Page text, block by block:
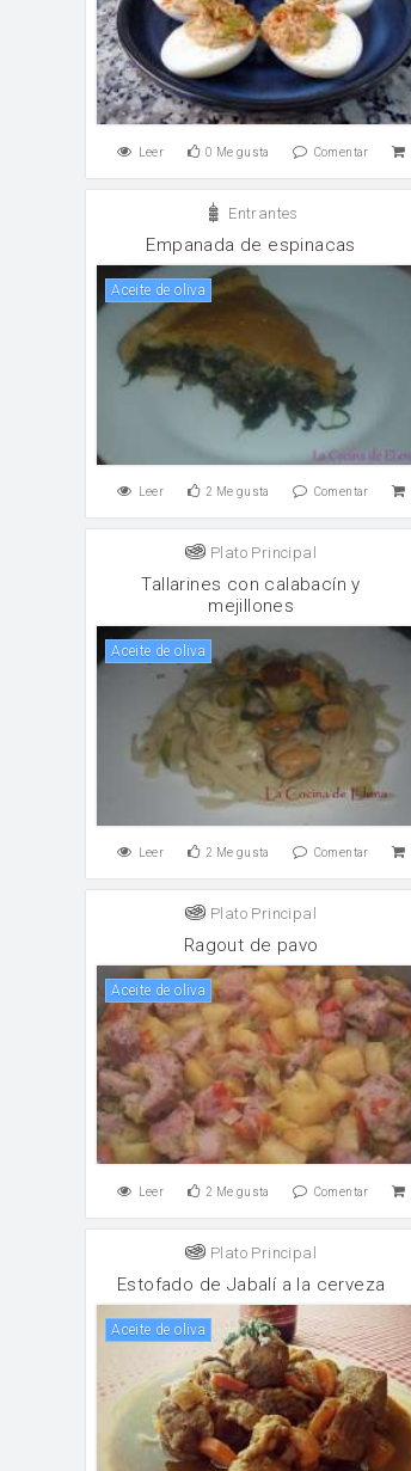
Leer 0 Me gusta Comentar
Entrantes
Empanada de espinacas
aceite de oliva
Leer 2 Me gusta Comentar
Plato Principal
Tallarines con calabacín y
mejillones
aceite de oliva
Leer 2 Me gusta Comentar
Plato Principal
Ragout de pavo
aceite de oliva
Leer 2 Me gusta Comentar
Plato Principal
Estofado de Jabalí a la cerveza
aceite de oliva